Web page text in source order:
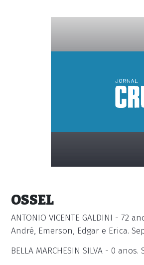
placeholder
OSSEL
ANTONIO VICENTE GALDINI -
André, Emerson, Edgar e Erica.
BELLA MARCHESIN SILVA - 0